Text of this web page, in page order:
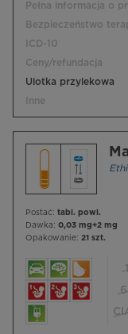
Pełna informacja o
Bezpieczeństwo
ICD-10
Ceny/refundacja
Ulotka przylekowa
Inne
Postać: tabl. powl.
Dawka: 0,03 mg+2 mg
Opakowanie: 21 szt.